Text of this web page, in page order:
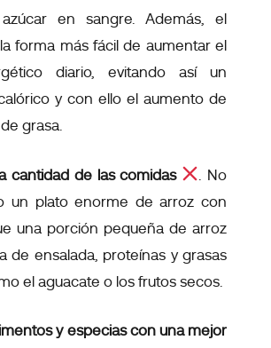
en sangre. Además, el
forma más fácil de aumentar el
diario, evitando así un
y con ello el aumento de
grasa.
cantidad de las comidas
No
un plato enorme de arroz con
una porción pequeña de arroz
de ensalada, proteínas y grasas
el aguacate o los frutos secos.
y especias con una mejor